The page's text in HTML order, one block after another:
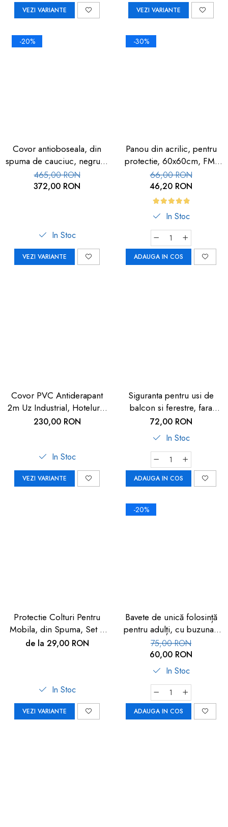
VEZI VARIANTE VEZI VARIANTE
-20%
Covor antioboseala, din
spuma de cauciuc, negru, 1
buc
465,00 RON
372,00 RON
In Stoc
VEZI VARIANTE
-30%
Panou din acrilic, pentru
protectie, 60x60cm, FM-
113
66,00 RON
46,20 RON
In Stoc
ADAUGA IN COS
Covor PVC Antiderapant
2m Uz Industrial, Hoteluri |
Carboysafey
230,00 RON
In Stoc
VEZI VARIANTE
Siguranta pentru usi de
balcon si ferestre, fara
gaurire sau lipire, gri
antracit, Reer WinLock
70021
72,00 RON
In Stoc
ADAUGA IN COS
Protectie Colturi Pentru
Mobila, din Spuma, Set 4
buc
de la 29,00 RON
In Stoc
VEZI VARIANTE
-20%
Bavete de unică folosință
pentru adulți, cu buzunar,
set 50 buc, FM-108
75,00 RON
60,00 RON
In Stoc
ADAUGA IN COS